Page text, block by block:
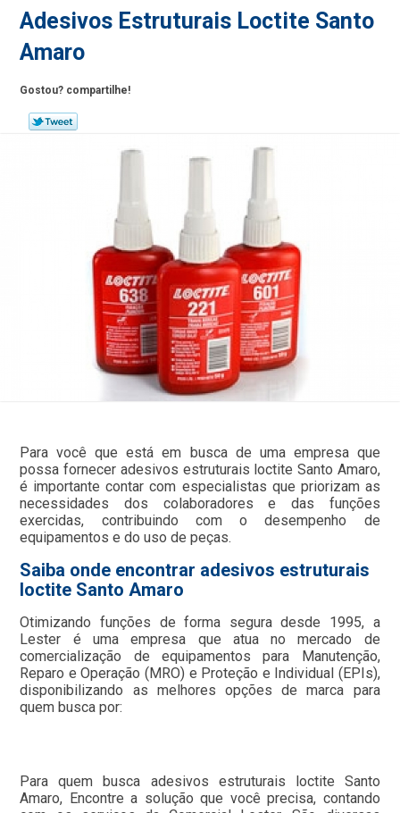
Adesivos Estruturais Loctite Santo
Amaro
Gostou? compartilhe!
Para você que está em busca de uma empresa que
possa fornecer adesivos estruturais loctite Santo Amaro,
é importante contar com especialistas que priorizam as
necessidades dos colaboradores e das funções
exercidas, contribuindo com o desempenho de
equipamentos e do uso de peças.
Saiba onde encontrar adesivos estruturais
loctite Santo Amaro
Otimizando funções de forma segura desde 1995, a
Lester é uma empresa que atua no mercado de
comercialização de equipamentos para Manutenção,
Reparo e Operação (MRO) e Proteção e Individual (EPIs),
disponibilizando as melhores opções de marca para
quem busca por:
Para quem busca adesivos estruturais loctite Santo
Amaro, Encontre a solução que você precisa, contando